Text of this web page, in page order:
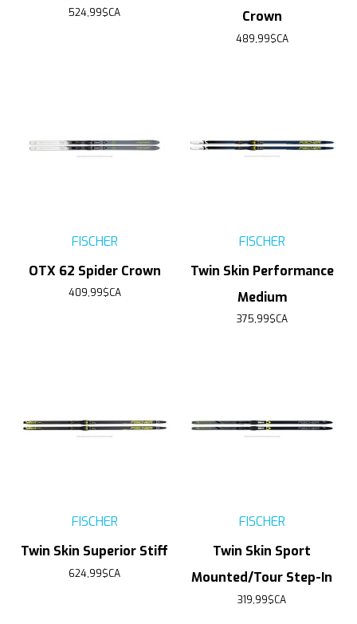
524,99$CA
Crown
489,99$CA
FISCHER
OTX 62 Spider Crown
409,99$CA
FISCHER
Twin Skin Performance
Medium
375,99$CA
FISCHER
Twin Skin Superior Stiff
624,99$CA
FISCHER
Twin Skin Sport
Mounted/Tour Step-In
319,99$CA